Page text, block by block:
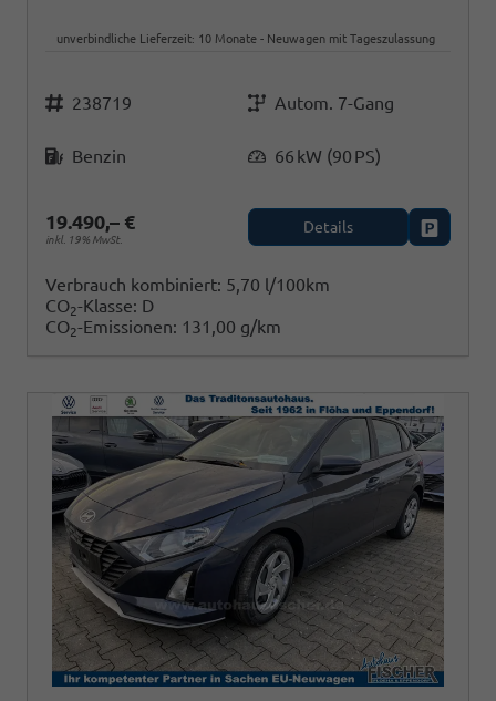
unverbindliche Lieferzeit: 10 Monate Neuwagen mit Tageszulassung
Fahrzeugnr.
238719
Getriebe
Autom. 7-Gang
Benzin 66 kW (90 PS)
19.490,– €
inkl. 19% MwSt.
Details
Verbrauch kombiniert: 5,70 l/100km
CO2-Klasse: D
CO2-Emissionen: 131,00 g/km